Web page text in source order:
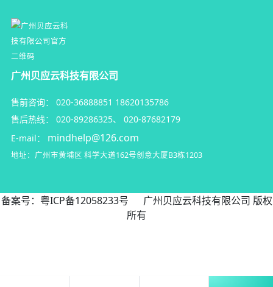
广州贝应云科技有限公司
售前咨询： 020-36888851 18620135786
售后热线：
020-89286325、 020-87682179
E-mail：
mindhelp@126.com
地址：广州市黄埔区 科学大道162号创意大厦B3栋1203
备案号： 粤ICP备12058233号 广州贝应云科技有限公司 版权
所有